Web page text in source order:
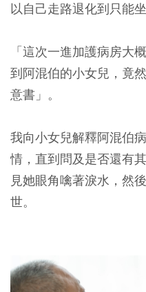
以自己走路退化到只能坐
「這次一進加護病房大
到阿混伯的小女兒，竟
意書」。
我向小女兒解釋阿混伯
情，直到問及是否還有
見她眼角噙著淚水，然
世。